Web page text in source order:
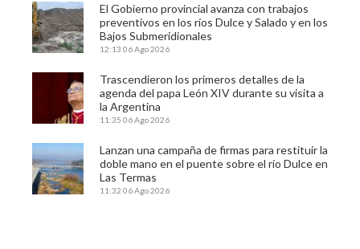
El Gobierno provincial avanza con trabajos
preventivos en los ríos Dulce y Salado y en los
Bajos Submeridionales
12:13 06 Ago 2026
Trascendieron los primeros detalles de la
agenda del papa León XIV durante su visita a
la Argentina
11:35 06 Ago 2026
Lanzan una campaña de firmas para restituir la
doble mano en el puente sobre el río Dulce en
Las Termas
11:32 06 Ago 2026